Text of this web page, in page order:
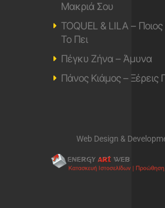
Μακριά Σου
TOQUEL & LILA –
Το Πει
Πέγκυ Ζήνα – Άμυνα
Πάνος Κιάμος – Ξέρεις
Web Design &